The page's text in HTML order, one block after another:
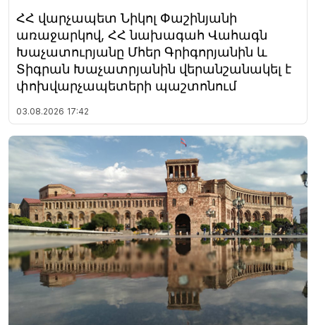
ՀՀ վարչապետ Նիկոլ Փաշինյանի
առաջարկով, ՀՀ նախագահ Վահագն
Խաչատուրյանը Մհեր Գրիգորյանին և
Տիգրան Խաչատրյանին վերանշանակել է
փոխվարչապետերի պաշտոնում
03.08.2026 17:42